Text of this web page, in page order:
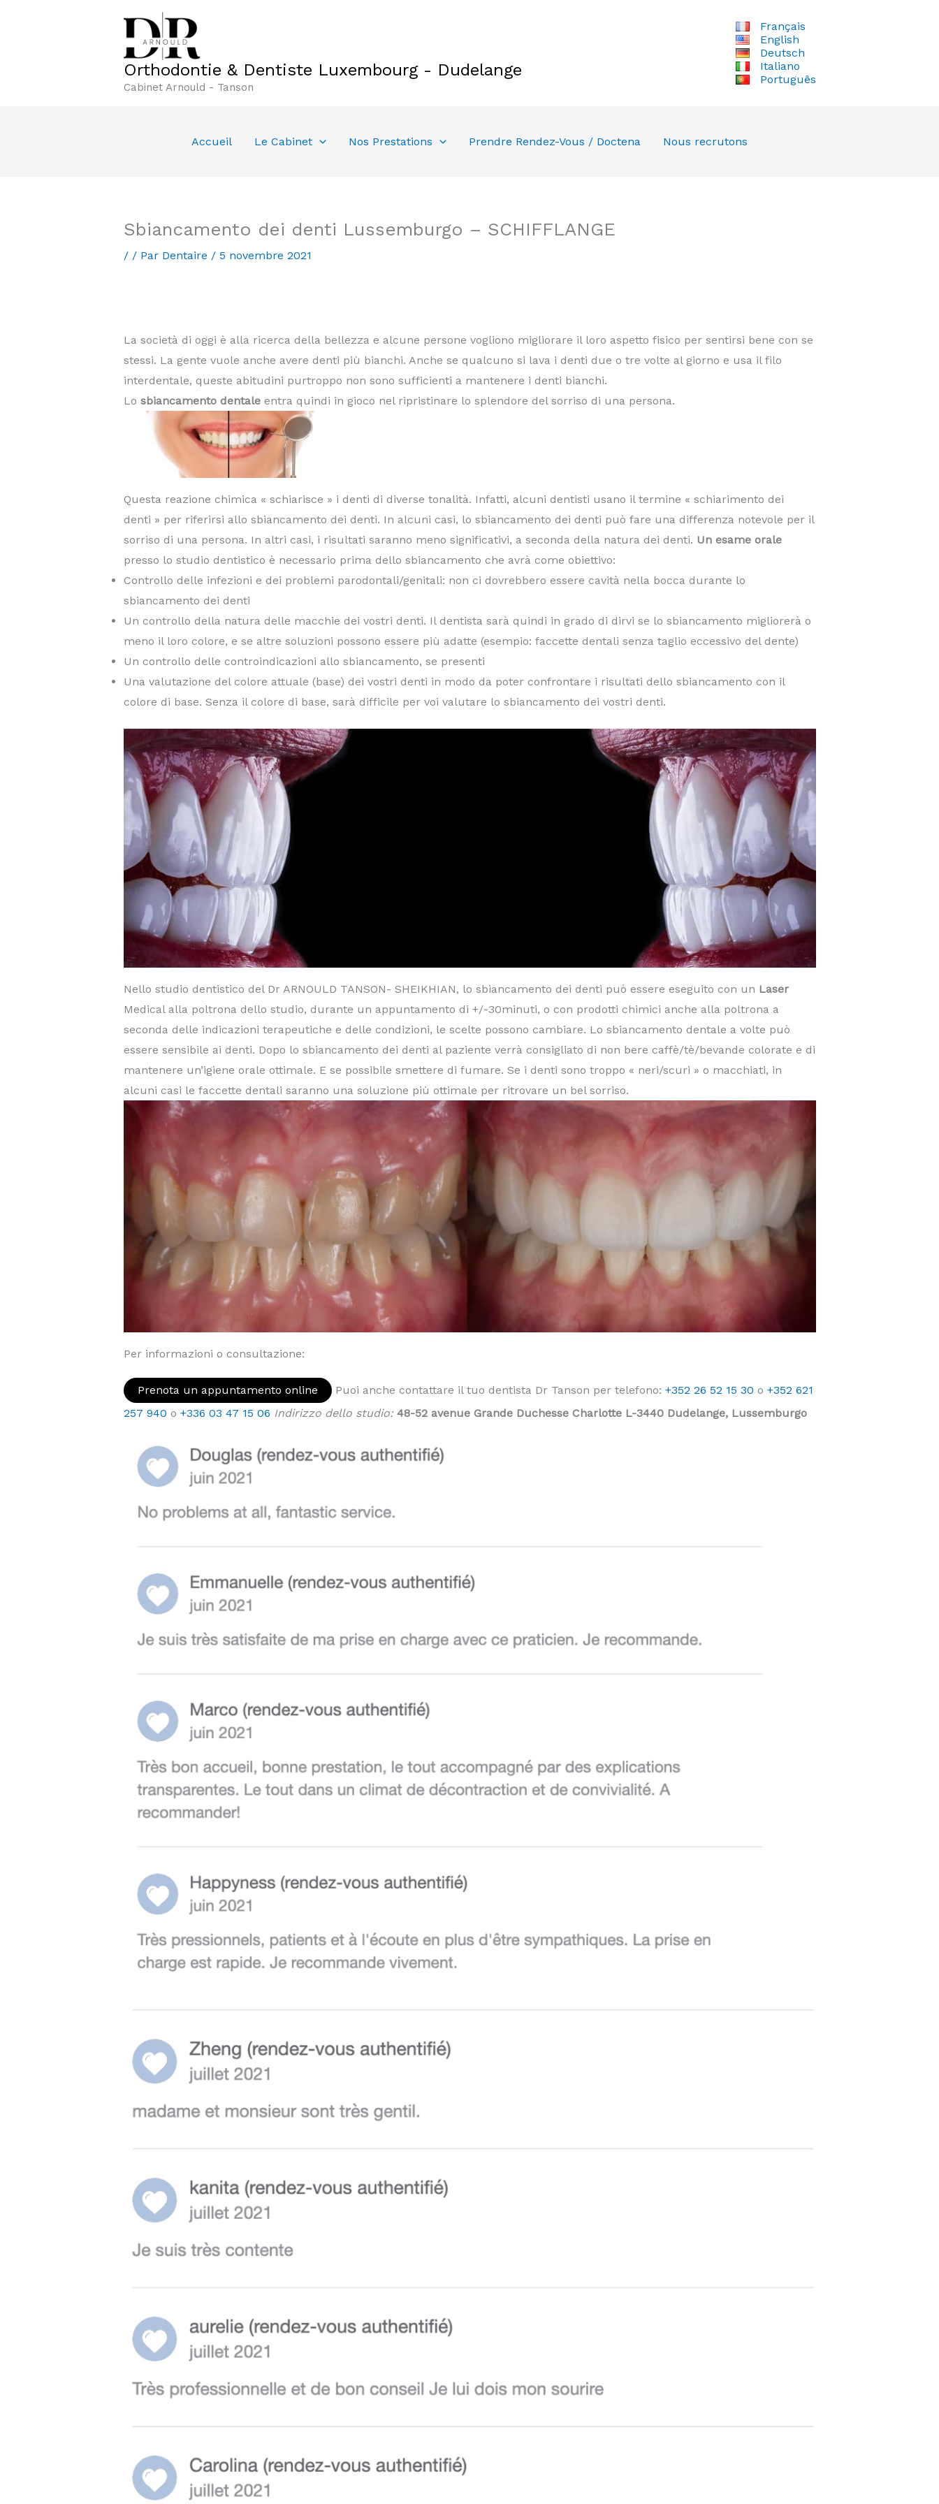
Orthodontie & Dentiste Luxembourg - Dudelange
Cabinet Arnould - Tanson
Français
English
Deutsch
Italiano
Português
Accueil Le Cabinet Nos Prestations Prendre Rendez-Vous / Doctena Nous recrutons
Sbiancamento dei denti Lussemburgo – SCHIFFLANGE
/ / Par Dentaire / 5 novembre 2021
La società di oggi è alla ricerca della bellezza e alcune persone vogliono migliorare il loro aspetto fisico per sentirsi bene con se
stessi. La gente vuole anche avere denti più bianchi. Anche se qualcuno si lava i denti due o tre volte al giorno e usa il filo
interdentale, queste abitudini purtroppo non sono sufficienti a mantenere i denti bianchi.
Lo sbiancamento dentaleentra quindi in gioco nel ripristinare lo splendore del sorriso di una persona.
Questa reazione chimica « schiarisce » i denti di diverse tonalità. Infatti, alcuni dentisti usano il termine « schiarimento dei
denti » per riferirsi allo sbiancamento dei denti. In alcuni casi, lo sbiancamento dei denti può fare una differenza notevole per il
sorriso di una persona. In altri casi, i risultati saranno meno significativi, a seconda della natura dei denti. Un esame orale
presso lo studio dentistico è necessario prima dello sbiancamento che avrà come obiettivo:
Controllo delle infezioni e dei problemi parodontali/genitali: non ci dovrebbero essere cavità nella bocca durante lo
sbiancamento dei denti
Un controllo della natura delle macchie dei vostri denti. Il dentista sarà quindi in grado di dirvi se lo sbiancamento migliorerà o
meno il loro colore, e se altre soluzioni possono essere più adatte (esempio: faccette dentali senza taglio eccessivo del dente)
Un controllo delle controindicazioni allo sbiancamento, se presenti
Una valutazione del colore attuale (base) dei vostri denti in modo da poter confrontare i risultati dello sbiancamento con il
colore di base. Senza il colore di base, sarà difficile per voi valutare lo sbiancamento dei vostri denti.
Nello studio dentistico del Dr ARNOULD TANSON- SHEIKHIAN, lo sbiancamento dei denti può essere eseguito con un Laser
Medical alla poltrona dello studio, durante un appuntamento di +/-30minuti, o con prodotti chimici anche alla poltrona a
seconda delle indicazioni terapeutiche e delle condizioni, le scelte possono cambiare. Lo sbiancamento dentale a volte può
essere sensibile ai denti. Dopo lo sbiancamento dei denti al paziente verrà consigliato di non bere caffè/tè/bevande colorate e di
mantenere un’igiene orale ottimale. E se possibile smettere di fumare. Se i denti sono troppo « neri/scuri » o macchiati, in
alcuni casi le faccette dentali saranno una soluzione più ottimale per ritrovare un bel sorriso.
Per informazioni o consultazione:
Prenota un appuntamento online Puoi anche contattare il tuo dentista Dr Tanson per telefono: +352 26 52 15 30 o +352 621
257 940 o +336 03 47 15 06 Indirizzo dello studio: 48-52 avenue Grande Duchesse Charlotte L-3440 Dudelange, Lussemburgo